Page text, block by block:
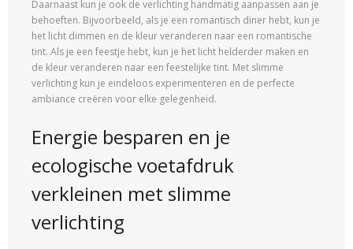
Daarnaast kun je ook de verlichting handmatig aanpassen aan je
behoeften. Bijvoorbeeld, als je een romantisch diner hebt, kun je
het licht dimmen en de kleur veranderen naar een romantische
tint. Als je een feestje hebt, kun je het licht helderder maken en
de kleur veranderen naar een feestelijke tint. Met slimme
verlichting kun je eindeloos experimenteren en de perfecte
ambiance creëren voor elke gelegenheid.
Energie besparen en je
ecologische voetafdruk
verkleinen met slimme
verlichting